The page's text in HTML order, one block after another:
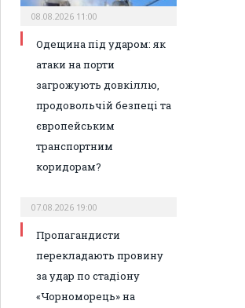
08.08.2026 11:00
Одещина під ударом: як
атаки на порти
загрожують довкіллю,
продовольчій безпеці та
європейським
транспортним
коридорам?
07.08.2026 19:00
Пропагандисти
перекладають провину
за удар по стадіону
«Чорноморець» на